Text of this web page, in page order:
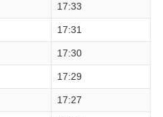
17:33
17:31
17:30
17:29
17:27